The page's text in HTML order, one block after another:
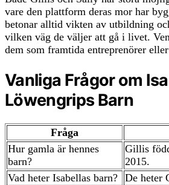
vare den plattform deras mor har
betonar alltid vikten av utbildning
vilken väg de väljer att gå i livet.
dem som framtida entreprenörer
Vanliga Frågor om
Löwengrips Barn
Fråga
Hur gamla är hennes
barn?
Gillis
2015.
Vad heter Isabellas barn? De heter